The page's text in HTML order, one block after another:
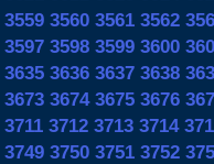
3559 3560 3561 3562
3597 3598 3599 3600
3635 3636 3637 3638
3673 3674 3675 3676
3711 3712 3713 3714
3749 3750 3751 3752